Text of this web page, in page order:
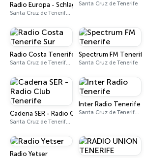
Radio Europa - Schlagerwelle Teneriffa
Santa Cruz de Tenerife 89.6 FM
Santa Cruz de Tenerife
Radio Costa Tenerife Sur
Santa Cruz de Tenerife 93.8 FM
Spectrum FM Tenerife
Santa Cruz de Tenerife
Cadena SER - Radio Club Tenerife
Santa Cruz de Tenerife 101.1 FM - 1179 AM
Inter Radio Tenerife
Santa Cruz de Tenerife 93.7 - 96.0 FM
Radio Yetser